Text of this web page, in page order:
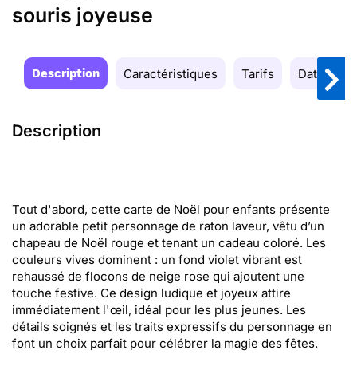
souris joyeuse
Description Caractéristiques Tarifs Date de
Description
Tout d'abord, cette carte de Noël pour enfants présente
un adorable petit personnage de raton laveur, vêtu d’un
chapeau de Noël rouge et tenant un cadeau coloré. Les
couleurs vives dominent : un fond violet vibrant est
rehaussé de flocons de neige rose qui ajoutent une
touche festive. Ce design ludique et joyeux attire
immédiatement l'œil, idéal pour les plus jeunes. Les
détails soignés et les traits expressifs du personnage en
font un choix parfait pour célébrer la magie des fêtes.